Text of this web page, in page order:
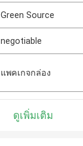
Green Source
negotiable
แพคเกจกล่อง
ดูเพิ่มเติม